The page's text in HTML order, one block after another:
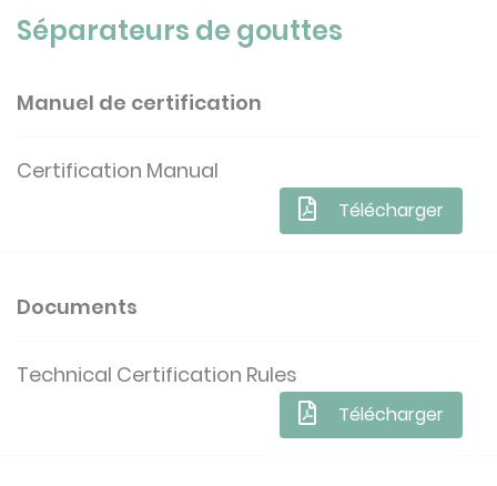
Séparateurs de gouttes
Manuel de certification
Certification Manual
Télécharger
Documents
Technical Certification Rules
Télécharger